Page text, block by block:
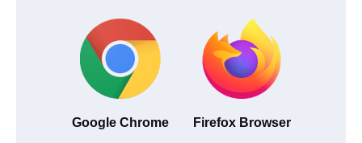
Google Chrome Firefox Browser